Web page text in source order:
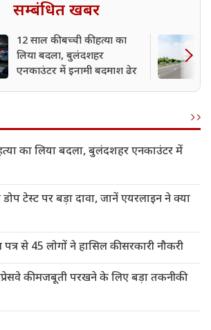
सम्बंधित खबर
12 साल की बच्ची की हत्या का
लिया बदला, बुलंदशहर
एनकाउंटर में इनामी बदमाश ढेर
का लिया बदला, बुलंदशहर एनकाउंटर में
टेस्ट पर बड़ा दावा, जानें एयरलाइन ने क्या
पत्र से 45 लोगों ने हासिल की सरकारी नौकरी
की मजबूती परखने के लिए बड़ा तकनीकी